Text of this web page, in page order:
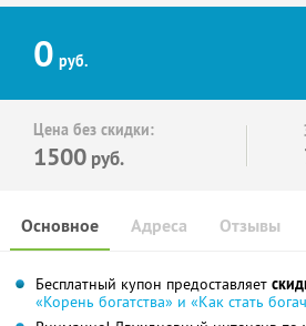
0 руб.
Цена без скидки:
1500 руб.
Основное Отзывы
Адреса
Бесплатный купон предоставляет
«Корень богатства» и «Как стать